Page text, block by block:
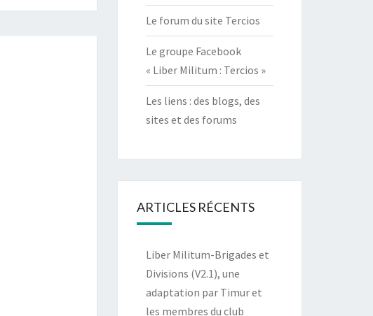
Le forum du site Tercios
Le groupe Facebook
« Liber Militum : Tercios »
Les liens : des blogs, des
sites et des forums
ARTICLES RÉCENTS
Liber Militum-Brigades et
Divisions (V2.1), une
adaptation par Timur et
les membres du club